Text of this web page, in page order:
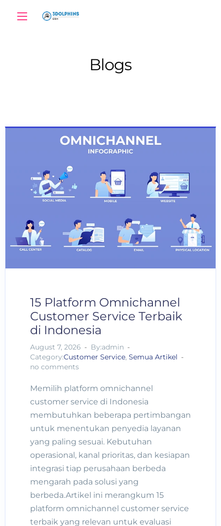
Blogs
15 Platform Omnichannel
Customer Service Terbaik
di Indonesia
August 7, 2026
By:admin
Category:Customer Service, Semua Artikel
no comments
Memilih platform omnichannel
customer service di Indonesia
membutuhkan beberapa pertimbangan
untuk menentukan penyedia layanan
yang paling sesuai. Kebutuhan
operasional, kanal prioritas, dan kesiapan
integrasi tiap perusahaan berbeda
mengarah pada solusi yang
berbeda.Artikel ini merangkum 15
platform omnichannel customer service
terbaik yang relevan untuk evaluasi